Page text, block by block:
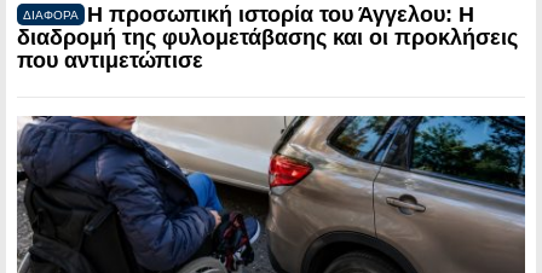
ΔΙΑΦΟΡΑ
Η προσωπική ιστορία του Άγγελου: Η
διαδρομή της φυλομετάβασης και οι προκλήσεις
που αντιμετώπισε